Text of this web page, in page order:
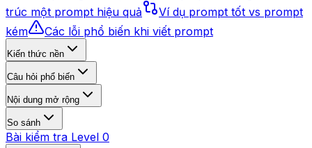
trúc một prompt hiệu quả
Ví dụ prompt tốt vs prompt
kém
Các lỗi phổ biến khi viết prompt
Kiến thức nền
Câu hỏi phổ biến
Nội dung mở rộng
So sánh
Bài kiểm tra Level 0